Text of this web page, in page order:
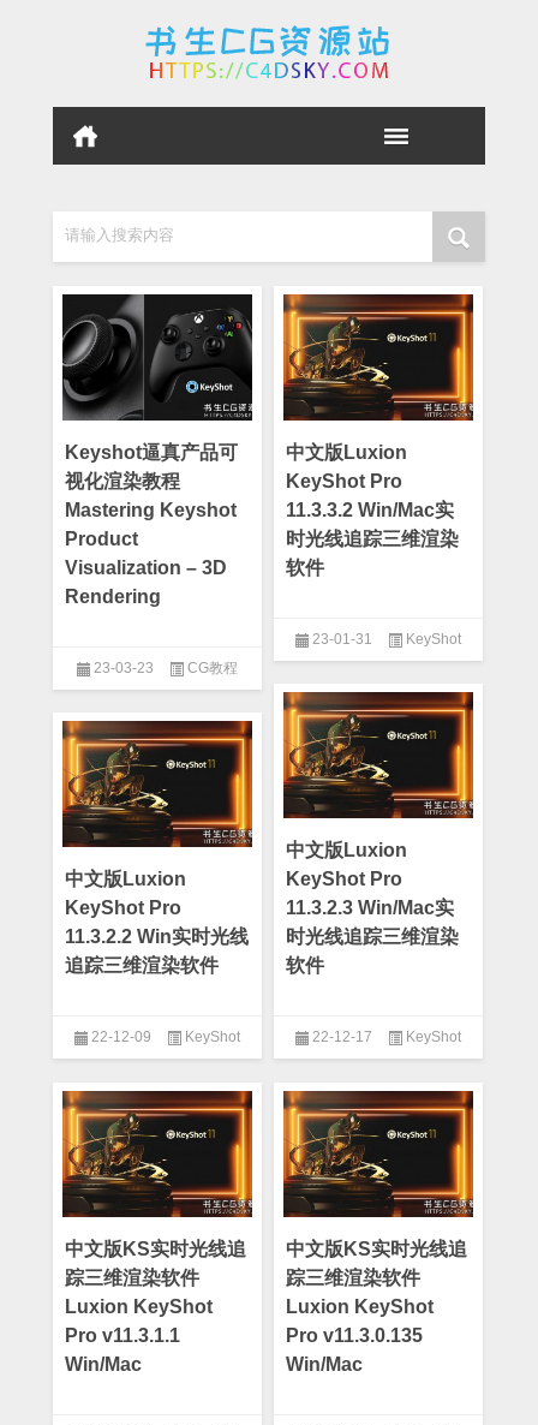
请输入搜索内容
Keyshot逼真产品可
视化渲染教程
Mastering Keyshot
Product
Visualization – 3D
Rendering
23-03-23 CG教程
中文版Luxion
KeyShot Pro
11.3.3.2 Win/Mac实
时光线追踪三维渲染
软件
23-01-31 KeyShot
中文版Luxion
KeyShot Pro
11.3.2.3 Win/Mac实
时光线追踪三维渲染
软件
22-12-17 KeyShot
中文版Luxion
KeyShot Pro
11.3.2.2 Win实时光线
追踪三维渲染软件
22-12-09 KeyShot
中文版KS实时光线追
踪三维渲染软件
Luxion KeyShot
Pro v11.3.1.1
Win/Mac
中文版KS实时光线追
踪三维渲染软件
Luxion KeyShot
Pro v11.3.0.135
Win/Mac